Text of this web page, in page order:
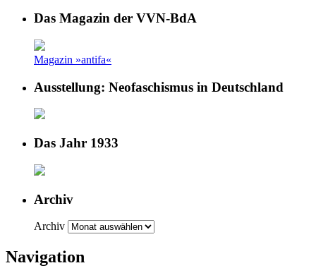
Das Magazin der VVN-BdA
Magazin »antifa«
Ausstellung: Neofaschismus in Deutschland
Das Jahr 1933
Archiv
Archiv
Navigation